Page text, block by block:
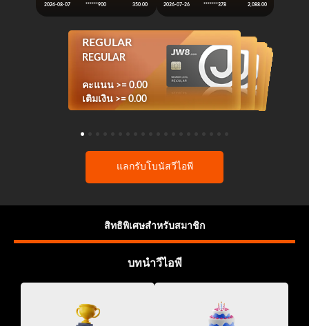
2026-08-07 ******900 350.00 2026-07-26 *******378 2,088.00
REGULAR
REGULAR
คะแนน >= 0.00
เติมเงิน >= 0.00
VERIFIED
VERIFIED
คะแนน >= 20,000.00
เติมเงิน >= 2,000.00
BRONZE I
คะแนน >= 50,000.00
เติมเงิน >= 5,000.00
BRONZE II
BRONZE II
คะแนน >= 70,000.00
เติมเงิน >= 7,000.00
BRONZE III
BRONZE III
คะแนน >= 90,000.00
เติมเงิน >= 10,000.00
SILVER I
SILVER I
คะแนน >= 300,000.00
เติมเงิน >= 30,000.00
SILVER II
SILVER II
คะแนน >= 600,000.00
เติมเงิน >= 60,000.00
SILVER III
SILVER III
คะแนน >= 900,000.00
เติมเงิน >= 90,000.00
GOLD I
GOLD I
คะแนน >= 2,000,000.00
เติมเงิน >= 200,000.00
GOLD II
GOLD II
คะแนน >= 4,000,000.00
เติมเงิน >= 400,000.00
GOLD III
GOLD III
คะแนน >= 6,000,000.00
เติมเงิน >= 600,000.00
PLATINUM I
PLATINUM I
คะแนน >= 10,000,000.00
เติมเงิน >= 1,000,000.00
PLATINUM II
PLATINUM II
คะแนน >= 20,000,000.00
เติมเงิน >= 2,000,000.00
PLATINUM III
PLATINUM III
คะแนน >= 30,000,000.00
เติมเงิน >= 3,000,000.00
DIAMOND I
DIAMOND I
คะแนน >= 60,000,000.00
เติมเงิน >= 6,000,000.00
DIAMOND II
DIAMOND II
คะแนน >= 80,000,000.00
เติมเงิน >= 8,000,000.00
DIAMOND III
DIAMOND III
คะแนน >= 100,000,000.00
เติมเงิน >= 10,000,000.00
RUBY I
RUBY I
คะแนน >= 150,000,000.00
เติมเงิน >= 15,000,000.00
RUBY II
RUBY II
คะแนน >= 200,000,000.00
เติมเงิน >= 20,000,000.00
RUBY III
RUBY III
คะแนน >= 300,000,000.00
เติมเงิน >= 30,000,000.00
แลกรับโบนัสวีไอพี
สิทธิพิเศษสำหรับสมาชิก
บทนำวีไอพี